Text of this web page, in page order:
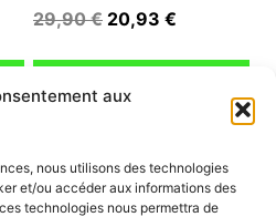
aux
nous utilisons des technologies
et/ou accéder aux informations des
technologies nous permettra de
29,90€ Le
initial
était :
20,93 €
actuel
20,93 €.